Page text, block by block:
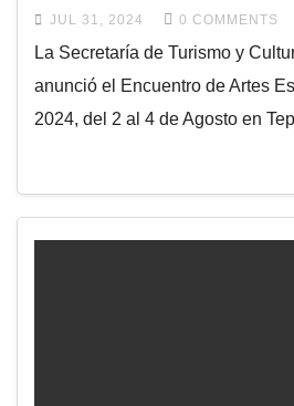
JUL 31, 2024 0 COMMENTS
La Secretaría de Turismo y
anunció el Encuentro de Artes
2024, del 2 al 4 de Agosto en